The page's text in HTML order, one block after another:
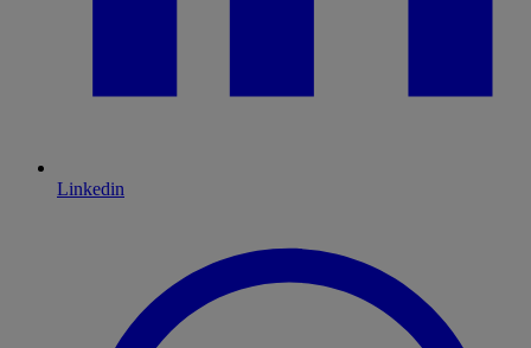
Linkedin